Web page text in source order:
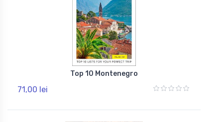
Top 10 Montenegro
71,00 lei